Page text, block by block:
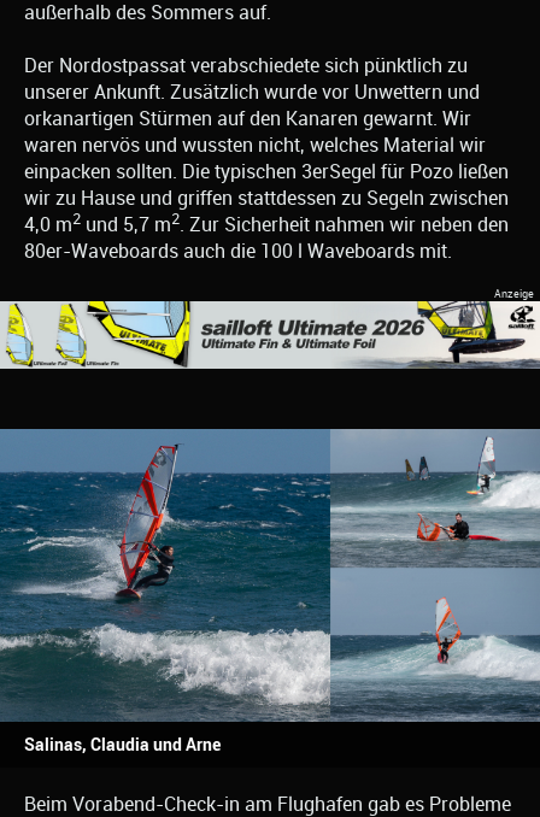
außerhalb des Sommers auf.
Der Nordostpassat verabschiedete sich pünktlich zu
unserer Ankunft. Zusätzlich wurde vor Unwettern und
orkanartigen Stürmen auf den Kanaren gewarnt. Wir
waren nervös und wussten nicht, welches Material wir
einpacken sollten. Die typischen 3erSegel für Pozo ließen
wir zu Hause und griffen stattdessen zu Segeln zwischen
4,0 m2 und 5,7 m2. Zur Sicherheit nahmen wir neben den
80er-Waveboards auch die 100 l Waveboards mit.
Salinas, Claudia und Arne
Beim Vorabend-Check-in am Flughafen gab es Probleme